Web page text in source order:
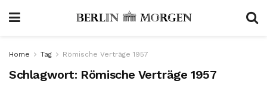
Home Tag Römische Verträge 1957
Schlagwort: Römische Verträge 1957